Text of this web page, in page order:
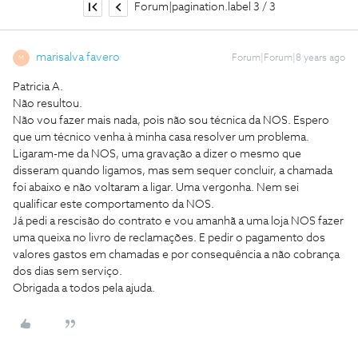
Forum|pagination.label 3 / 3
M marisalva favero Forum|Forum|8 years ago
Patricia A.
Não resultou.
Não vou fazer mais nada, pois não sou técnica da NOS. Espero
que um técnico venha à minha casa resolver um problema.
Ligaram-me da NOS, uma gravação a dizer o mesmo que
disseram quando ligamos, mas sem sequer concluir, a chamada
foi abaixo e não voltaram a ligar. Uma vergonha. Nem sei
qualificar este comportamento da NOS.
Já pedi a rescisão do contrato e vou amanhã a uma loja NOS fazer
uma queixa no livro de reclamações. E pedir o pagamento dos
valores gastos em chamadas e por consequência a não cobrança
dos dias sem serviço.
Obrigada a todos pela ajuda.